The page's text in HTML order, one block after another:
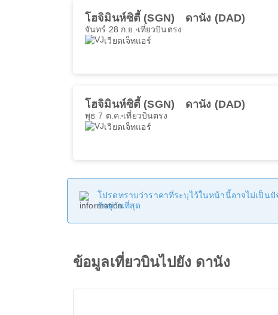
โฮจิมินห์ซิตี้ (SGN) ดานัง (DAD)
จันทร์ 28 ก.ย. เที่ยวบินตรง
เวียดเจ็ทแอร์
โฮจิมินห์ซิตี้ (SGN) ดานัง (DAD)
พุธ 7 ต.ค. เที่ยวบินตรง
เวียดเจ็ทแอร์
โปรดทราบว่าราคาที่ระบุไว้ในหน้านี้อาจไม่เป็น
ปัจจุบันที่สุด
ข้อมูลเที่ยวบินไปยัง ดานัง